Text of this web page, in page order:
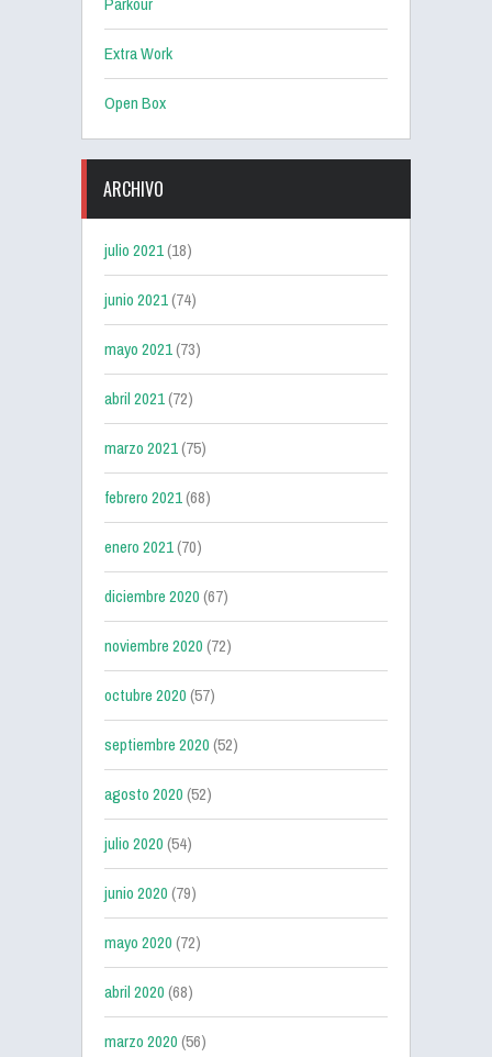
Extra Work
Open Box
ARCHIVO
julio 2021(18)
junio 2021(74)
mayo 2021(73)
abril 2021(72)
marzo 2021(75)
febrero 2021(68)
enero 2021(70)
diciembre 2020(67)
noviembre 2020(72)
octubre 2020(57)
septiembre 2020(52)
agosto 2020(52)
julio 2020(54)
junio 2020(79)
mayo 2020(72)
abril 2020(68)
marzo 2020(56)